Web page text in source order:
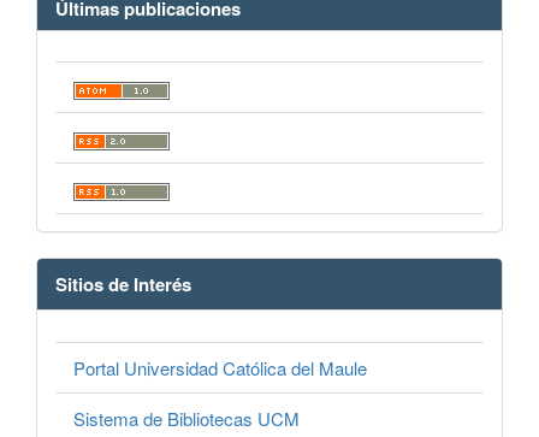
Últimas publicaciones
Sitios de Interés
Portal Universidad Católica del Maule
Sistema de Bibliotecas UCM